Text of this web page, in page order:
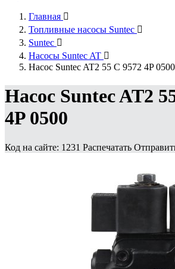
Главная 
Топливные насосы Suntec 
Suntec 
Насосы Suntec AT 
Насос Suntec AT2 55 C 9572 4P 0500
Насос Suntec AT2
4P 0500
Код на сайте: 1231 Распечатать